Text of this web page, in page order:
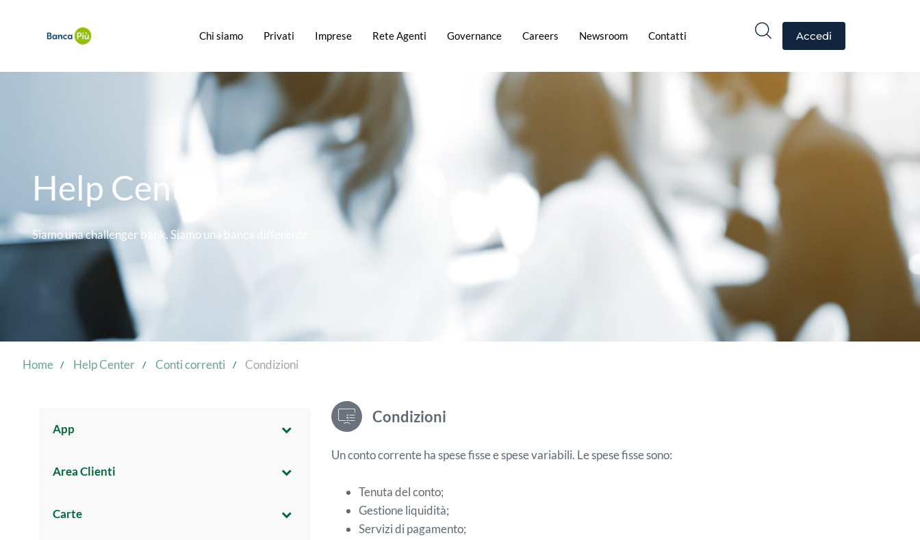
Chi siamo Privati Imprese Rete Agenti Governance Careers Newsroom Contatti Accedi
Help Center
Siamo una challenger bank. Siamo una banca differente.
Home Help Center Conti correnti Condizioni
App
Area Clienti
Carte
Condizioni
Un conto corrente ha spese fisse e spese variabili. Le spese fisse sono:
Tenuta del conto;
Gestione liquidità;
Servizi di pagamento;